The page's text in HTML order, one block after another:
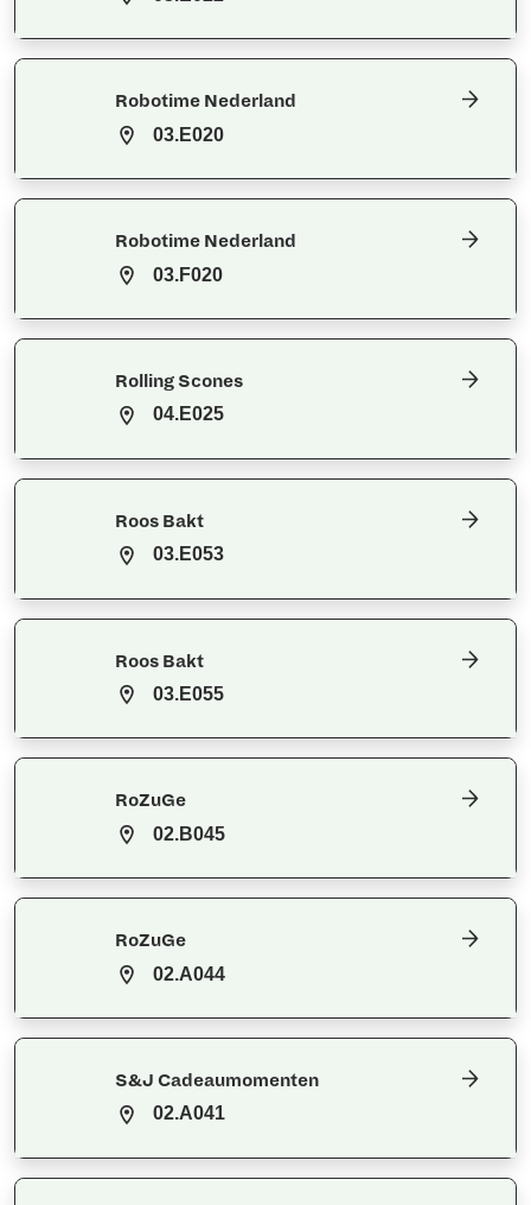
Robotime Nederland
03.E020
Robotime Nederland
03.F020
Rolling Scones
04.E025
Roos Bakt
03.E053
Roos Bakt
03.E055
RoZuGe
02.B045
RoZuGe
02.A044
S&J Cadeaumomenten
02.A041